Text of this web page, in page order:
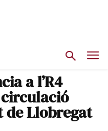
a l’R4
de Llobregat